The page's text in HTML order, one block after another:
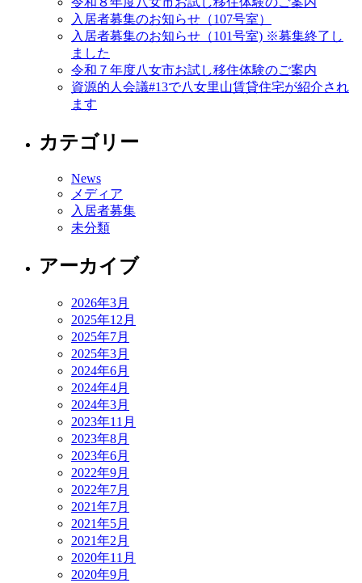
入居者募集のお知らせ（107号室）
入居者募集のお知らせ（101号室) ※募集終了し
ました
令和７年度八女市お試し移住体験のご案内
資源的人会議#13で八女里山賃貸住宅が紹介され
ます
カテゴリー
News
メディア
入居者募集
未分類
アーカイブ
2026年3月
2025年12月
2025年7月
2025年3月
2024年6月
2024年4月
2024年3月
2023年11月
2023年8月
2023年6月
2022年9月
2022年7月
2021年7月
2021年5月
2021年2月
2020年11月
2020年9月